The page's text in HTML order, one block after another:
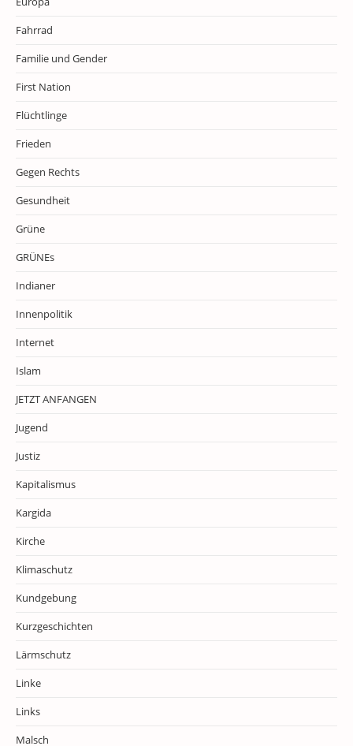
Fahrrad
Familie und Gender
First Nation
Flüchtlinge
Frieden
Gegen Rechts
Gesundheit
Grüne
GRÜNEs
Indianer
Innenpolitik
Internet
Islam
JETZT ANFANGEN
Jugend
Justiz
Kapitalismus
Kargida
Kirche
Klimaschutz
Kundgebung
Kurzgeschichten
Lärmschutz
Linke
Links
Malsch